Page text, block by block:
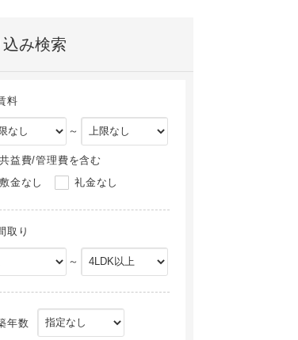
み検索
料
～
共益費/管理費を含む
敷金なし
礼金なし
取り
～
年数